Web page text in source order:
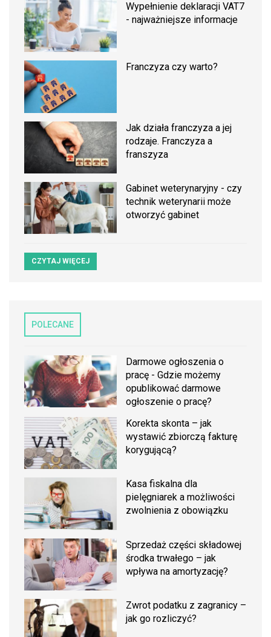
Wypełnienie deklaracji VAT7
- najważniejsze informacje
Franczyza czy warto?
Jak działa franczyza a jej
rodzaje. Franczyza a
franszyza
Gabinet weterynaryjny - czy
technik weterynarii może
otworzyć gabinet
CZYTAJ WIĘCEJ
POLECANE
Darmowe ogłoszenia o
pracę - Gdzie możemy
opublikować darmowe
ogłoszenie o pracę?
Korekta skonta – jak
wystawić zbiorczą fakturę
korygującą?
Kasa fiskalna dla
pielęgniarek a możliwości
zwolnienia z obowiązku
Sprzedaż części składowej
środka trwałego – jak
wpływa na amortyzację?
Zwrot podatku z zagranicy –
jak go rozliczyć?